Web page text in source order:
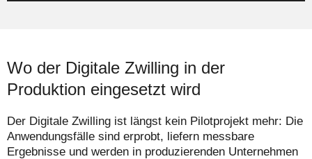
Wo der Digitale Zwilling in der
Produktion eingesetzt wird
Der Digitale Zwilling ist längst kein Pilotprojekt mehr: Die
Anwendungsfälle sind erprobt, liefern messbare
Ergebnisse und werden in produzierenden Unternehmen